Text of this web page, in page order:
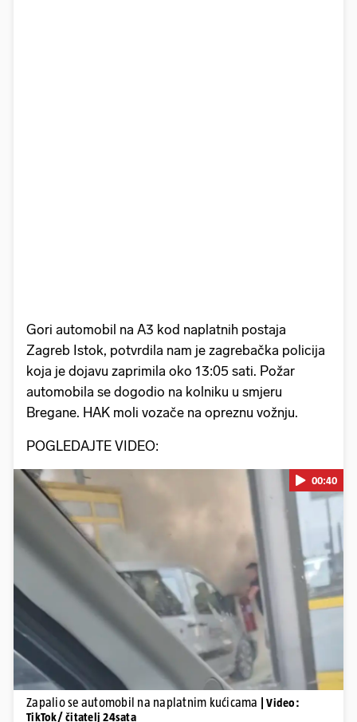
Gori automobil na A3 kod naplatnih postaja
Zagreb Istok, potvrdila nam je zagrebačka policija
koja je dojavu zaprimila oko 13:05 sati. Požar
automobila se dogodio na kolniku u smjeru
Bregane. HAK moli vozače na opreznu vožnju.
POGLEDAJTE VIDEO:
Pokretanje videa...
00:40
Zapalio se automobil na naplatnim kućicama
| Video:
TikTok/ čitatelj 24sata